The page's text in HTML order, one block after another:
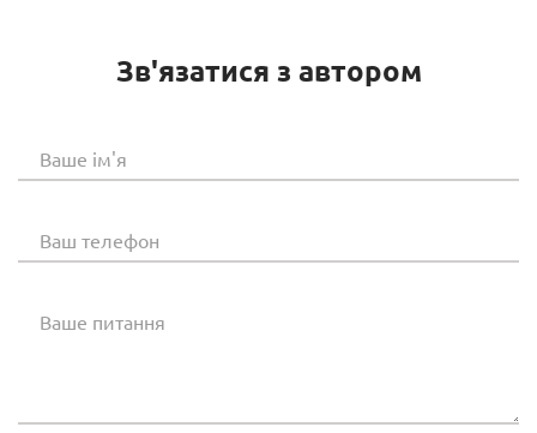
Зв'язатися з автором
Ваше ім'я
Ваш телефон
Ваше питання